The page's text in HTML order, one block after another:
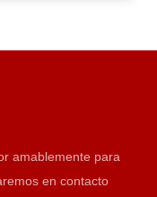
amablemente para
en contacto